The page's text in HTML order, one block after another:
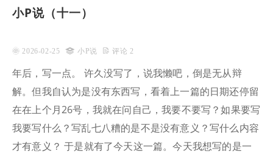
小P说（十一）
 2026-02-25  小P说  评论 2
年后，写一点。 许久没写了，说我懒吧，倒是无从辩
解。但我自认为是没有东西写，看着上一篇的日期还停留
在在上个月26号，我就在问自己，我要不要写？如果要写
我要写什么？写乱七八糟的是不是没有意义？写什么内容
才有意义？ 于是就有了今天这一篇。今天我想写的是一